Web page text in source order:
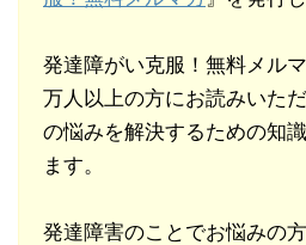
発達障がい克服！無料メル
万人以上の方にお読みいた
の悩みを解決するための知
ます。
発達障害のことでお悩みの